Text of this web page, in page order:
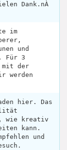
Dank.nÀ
im
und
Für 3
mit der
werden
hier. Das
wie kreativ
kann.
und